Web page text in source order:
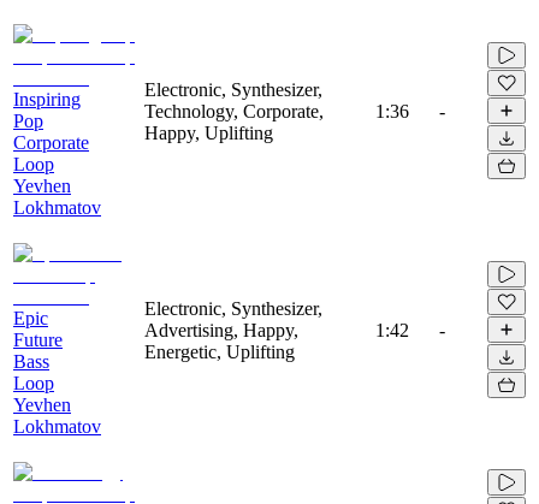
Inspiring
Pop
Corporate
Loop
Yevhen
Lokhmatov
Electronic, Synthesizer,
Technology, Corporate,
Happy, Uplifting
1:36 -
Epic
Future
Bass
Loop
Yevhen
Lokhmatov
Electronic, Synthesizer,
Advertising, Happy,
Energetic, Uplifting
1:42 -